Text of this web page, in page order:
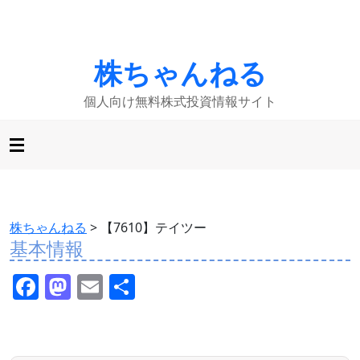
株ちゃんねる
個人向け無料株式投資情報サイト
株ちゃんねる > 【7610】テイツー
基本情報
F M E